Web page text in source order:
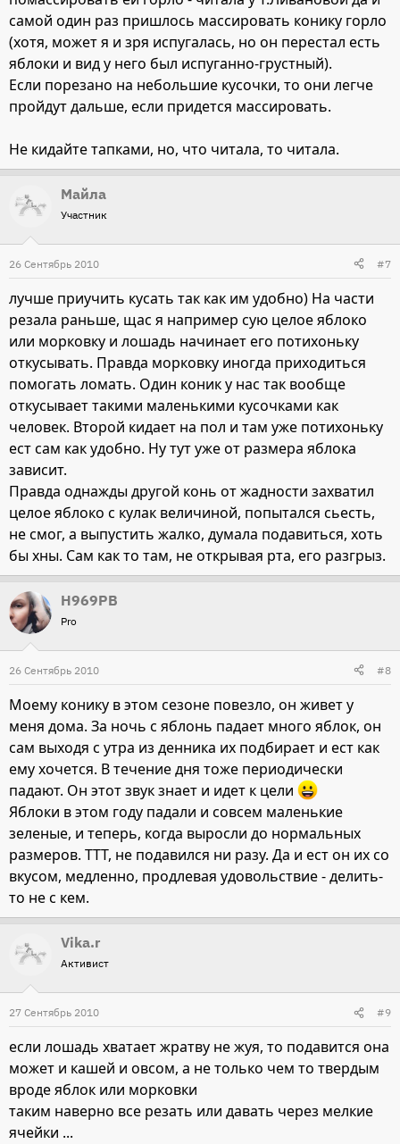
самой один раз пришлось массировать конику горло
(хотя, может я и зря испугалась, но он перестал есть
яблоки и вид у него был испуганно-грустный).
Если порезано на небольшие кусочки, то они легче
пройдут дальше, если придется массировать.
Не кидайте тапками, но, что читала, то читала.
Майла
Участник
26 Сентябрь 2010 #7
лучше приучить кусать так как им удобно) На части
резала раньше, щас я например сую целое яблоко
или морковку и лошадь начинает его потихоньку
откусывать. Правда морковку иногда приходиться
помогать ломать. Один коник у нас так вообще
откусывает такими маленькими кусочками как
человек. Второй кидает на пол и там уже потихоньку
ест сам как удобно. Ну тут уже от размера яблока
зависит.
Правда однажды другой конь от жадности захватил
целое яблоко с кулак величиной, попытался сьесть,
не смог, а выпустить жалко, думала подавиться, хоть
бы хны. Сам как то там, не открывая рта, его разгрыз.
Н969РВ
Pro
26 Сентябрь 2010 #8
Моему конику в этом сезоне повезло, он живет у
меня дома. За ночь с яблонь падает много яблок, он
сам выходя с утра из денника их подбирает и ест как
ему хочется. В течение дня тоже периодически
падают. Он этот звук знает и идет к цели
Яблоки в этом году падали и совсем маленькие
зеленые, и теперь, когда выросли до нормальных
размеров. ТТТ, не подавился ни разу. Да и ест он их со
вкусом, медленно, продлевая удовольствие - делить-
то не с кем.
Vika.r
Активист
27 Сентябрь 2010 #9
если лошадь хватает жратву не жуя, то подавится она
может и кашей и овсом, а не только чем то твердым
вроде яблок или морковки
таким наверно все резать или давать через мелкие
ячейки ...